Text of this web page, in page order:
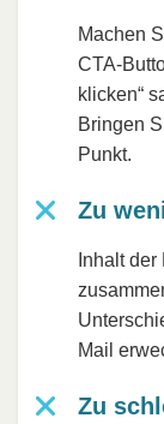
Machen
CTA-
klicken“
Bringen
Punkt.
Zu
Inhalt
Mail
Zu